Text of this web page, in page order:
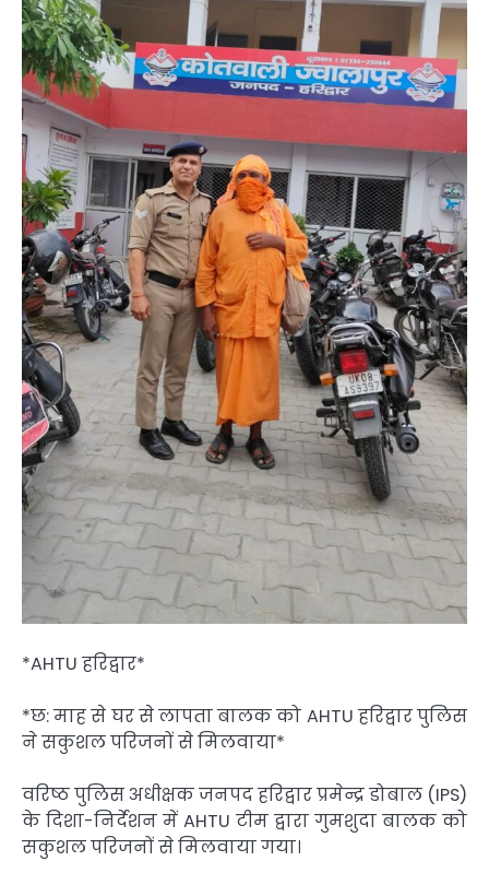
*AHTU हरिद्वार*
*छ: माह से घर से लापता बालक को AHTU हरिद्वार पुलिस
ने सकुशल परिजनों से मिलवाया*
वरिष्ठ पुलिस अधीक्षक जनपद हरिद्वार प्रमेन्द्र डोबाल (IPS)
के दिशा-निर्देशन में AHTU टीम द्वारा गुमशुदा बालक को
सकुशल परिजनों से मिलवाया गया।